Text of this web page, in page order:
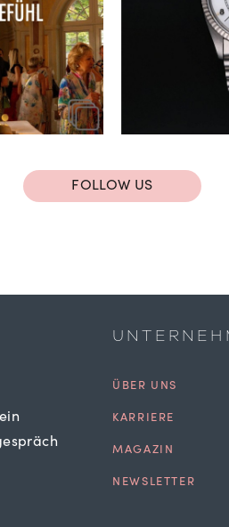
FOLLOW US
ÜBER UNS
KARRIERE
MAGAZIN
NEWSLETTER